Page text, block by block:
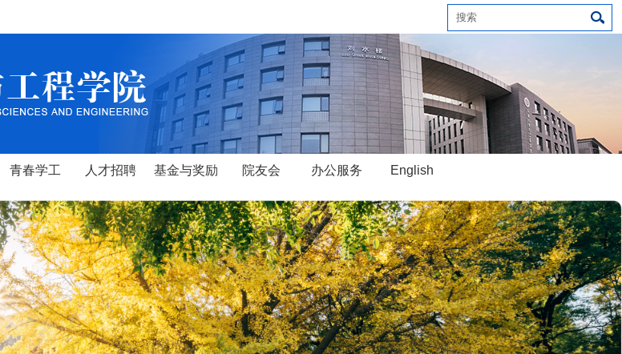
青春学工 人才招聘 基金与奖励 院友会 办公服务 English